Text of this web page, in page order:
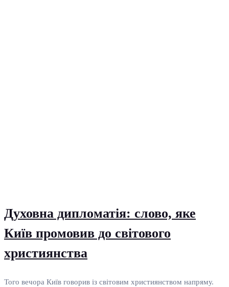
Духовна дипломатія: слово, яке
Київ промовив до світового
християнства
Того вечора Київ говорив із світовим християнством напряму.